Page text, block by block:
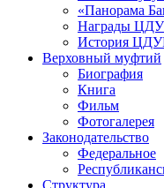
«Панорама
Награды
История
Верховный муфтий
Биография
Книга
Фильм
Фотогалерея
Законодательство
Федеральное
Структура